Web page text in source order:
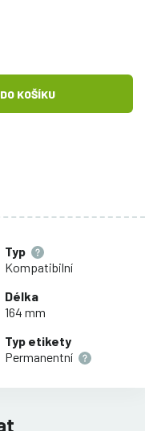
DO KOŠÍKU
Typ
Kompatibilní
Délka
164 mm
Typ etikety
Permanentní